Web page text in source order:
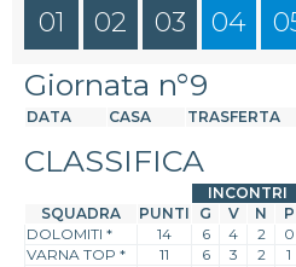
01 02 03 04
Giornata n°9
DATA CASA TRASFERTA
CLASSIFICA
INCONTRI
SQUADRA
PUNTI G V N P
DOLOMITI * 14 6 4 2 0
VARNA TOP * 11 6 3 2 1